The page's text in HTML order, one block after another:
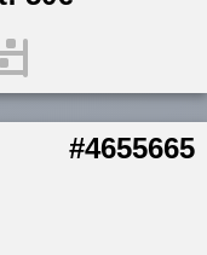
#4655665